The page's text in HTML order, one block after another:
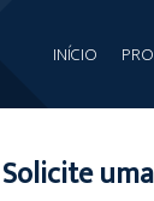
INÍCIO
Solicite